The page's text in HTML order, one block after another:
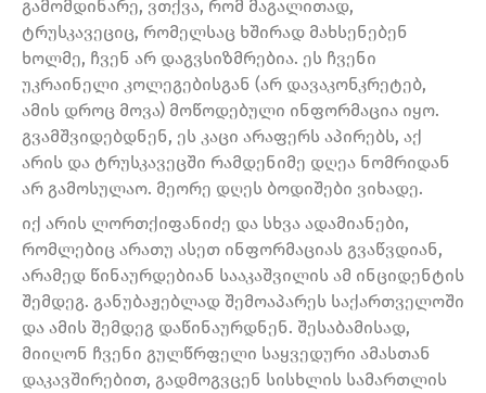
გამომდინარე, ვთქვა, რომ მაგალითად,
ტრუსკავეციც, რომელსაც ხშირად მახსენებენ
ხოლმე, ჩვენ არ დაგვსიზმრებია. ეს ჩვენი
უკრაინელი კოლეგებისგან (არ დავაკონკრეტებ,
ამის დროც მოვა) მოწოდებული ინფორმაცია იყო.
გვამშვიდებდნენ, ეს კაცი არაფერს აპირებს, აქ
არის და ტრუსკავეცში რამდენიმე დღეა ნომრიდან
არ გამოსულაო. მეორე დღეს ბოდიშები ვიხადე.
იქ არის ლორთქიფანიძე და სხვა ადამიანები,
რომლებიც არათუ ასეთ ინფორმაციას გვაწვდიან,
არამედ წინაურდებიან სააკაშვილის ამ ინციდენტის
შემდეგ. განუბაჟებლად შემოაპარეს საქართველოში
და ამის შემდეგ დაწინაურდნენ. შესაბამისად,
მიიღონ ჩვენი გულწრფელი საყვედური ამასთან
დაკავშირებით, გადმოგვცენ სისხლის სამართლის